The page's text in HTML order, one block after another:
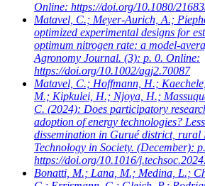
Online: https://doi.org/10.1080/
Matavel, C.; Meyer-Aurich, A.;
optimized experimental designs for
optimum nitrogen rate: a model-
Agronomy Journal. (3): p. 0. Online:
https://doi.org/10.1002/agj2.70087
Matavel, C.; Hoffmann, H.;
M.; Kipkulei, H.; Njoya, H.;
C. (2024): Does participatory
adoption of energy technologies?
dissemination in Gurué district, rural
Technology in Society. (December):
https://doi.org/10.1016/
Bonatti, M.; Lana, M.; Medina, L.;